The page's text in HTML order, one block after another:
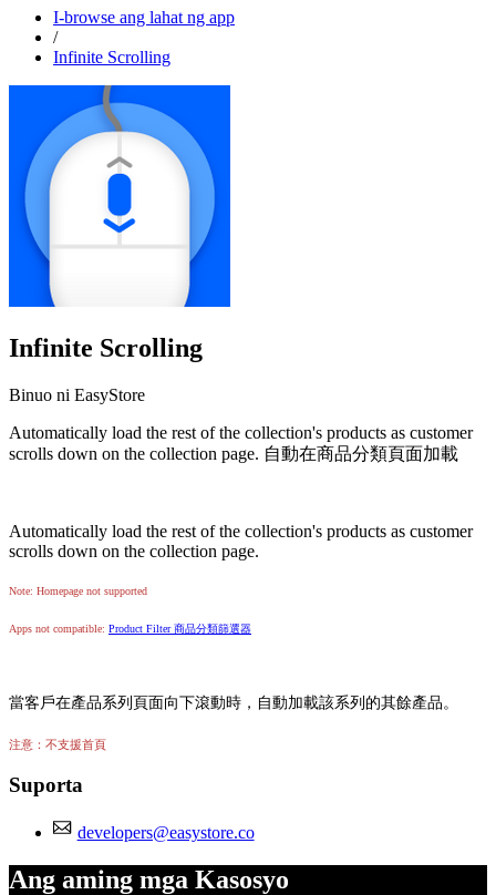
I-browse ang lahat ng app
/
Infinite Scrolling
Infinite Scrolling
Binuo ni EasyStore
Automatically load the rest of the collection's products as customer
scrolls down on the collection page. 自動在商品分類頁面加載
Automatically load the rest of the collection's products as customer
scrolls down on the collection page.
Note: Homepage not supported
Apps not compatible: Product Filter 商品分類篩選器
當客戶在產品系列頁面向下滾動時，自動加載該系列的其餘產品。
注意：不支援首頁
Suporta
developers@easystore.co
Ang aming mga Kasosyo